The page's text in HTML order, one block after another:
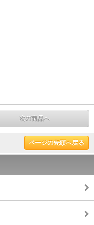
次の商品へ
ページの先頭へ戻る